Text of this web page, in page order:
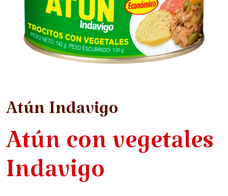
Atún Indavigo
Atún con vegetales
Indavigo